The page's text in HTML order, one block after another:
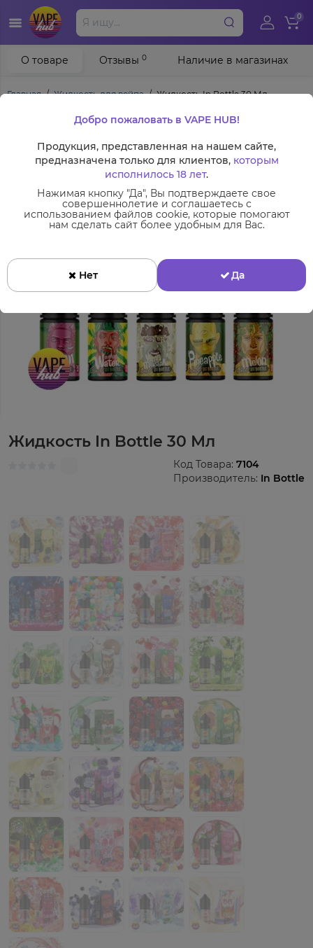
0
Главная Жидкость для вейпа Жидкость In Bottle 30 Мл
Жидкость In Bottle 30 Мл
Производитель: In Bottle
Код Товара: 7104
О товаре Отзывы 0 Наличие в магазинах
Добро пожаловать в VAPE HUB!
Продукция, представленная на нашем сайте,
предназначена только для клиентов, которым
исполнилось 18 лет.
Нажимая кнопку "Да", Вы подтверждаете свое
совершеннолетие и соглашаетесь с
использованием файлов cookie, которые помогают
нам сделать сайт более удобным для Вас.
Нет Да